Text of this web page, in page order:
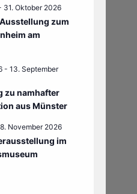
31. Oktober 2026
zum
am
- 13. September
zu namhafter
aus Münster
8. November 2026
im